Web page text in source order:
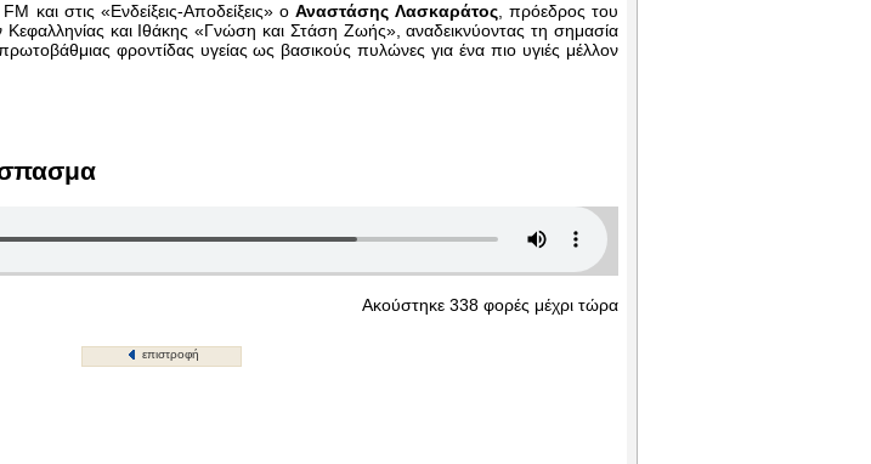
και στις «Ενδείξεις-Αποδείξεις» οΑναστάσης Λασκαράτος, πρόεδρος του
και Ιθάκης «Γνώση και Στάση Ζωής», αναδεικνύοντας τη σημασία
φροντίδας υγείας ως βασικούς πυλώνες για ένα πιο υγιές μέλλον
Ακούστηκε 338 φορές μέχρι τώρα
επιστροφή